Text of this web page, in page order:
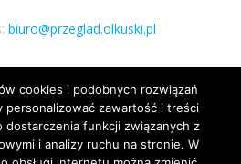
biuro@przeglad.olkuski.pl
za nami
cookies i podobnych rozwiązań
personalizować zawartość i treści
dostarczenia funkcji związanych z
i analizy ruchu na stronie. W